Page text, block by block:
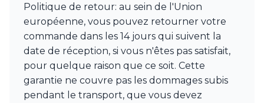
Politique de retour: au sein de l'Union
européenne, vous pouvez retourner votre
commande dans les 14 jours qui suivent la
date de réception, si vous n'êtes pas satisfait,
pour quelque raison que ce soit. Cette
garantie ne couvre pas les dommages subis
pendant le transport, que vous devez